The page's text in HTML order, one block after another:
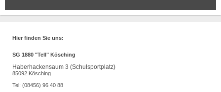
Hier finden Sie uns:
SG 1880 "Tell" Kösching
Haberhackensaum 3 (Schulsportplatz)
85092 Kösching
Tel: (08456) 96 40 88